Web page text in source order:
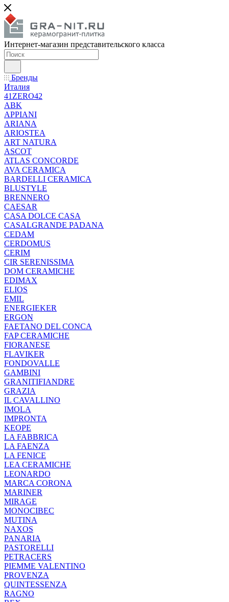
Интернет-магазин представительского класса
Бренды
Италия
41ZERO42
ABK
APPIANI
ARIANA
ARIOSTEA
ART NATURA
ASCOT
ATLAS CONCORDE
AVA CERAMICA
BARDELLI CERAMICA
BLUSTYLE
BRENNERO
CAESAR
CASA DOLCE CASA
CASALGRANDE PADANA
CEDAM
CERDOMUS
CERIM
CIR SERENISSIMA
DOM CERAMICHE
EDIMAX
ELIOS
EMIL
ENERGIEKER
ERGON
FAETANO DEL CONCA
FAP CERAMICHE
FIORANESE
FLAVIKER
FONDOVALLE
GAMBINI
GRANITIFIANDRE
GRAZIA
IL CAVALLINO
IMOLA
IMPRONTA
KEOPE
LA FABBRICA
LA FAENZA
LA FENICE
LEA CERAMICHE
LEONARDO
MARCA CORONA
MARINER
MIRAGE
MONOCIBEC
MUTINA
NAXOS
PANARIA
PASTORELLI
PETRACERS
PIEMME VALENTINO
PROVENZA
QUINTESSENZA
RAGNO